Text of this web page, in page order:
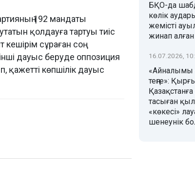
192 мандаты
қолдауға тартуы тиіс
сұраған соң
дауыс беруде оппозиция
қажетті көпшілік дауыс
БҚО-да
көлік
жемісті
жинап
16.07.2026,
«Айналымы
теңге»:
Қазақстанға
тасыған
«көкесі»
шенеунік